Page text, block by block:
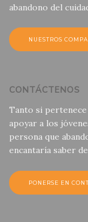
abandono del
NUESTROS
CONTÁCTENOS
Tanto si pertenece
apoyar a los
persona que
encantaría saber
PONERSE EN